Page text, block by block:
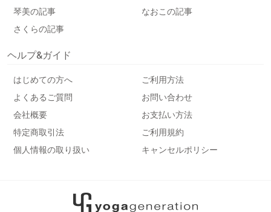
琴美の記事
なおこの記事
さくらの記事
ヘルプ&ガイド
はじめての方へ
ご利用方法
よくあるご質問
お問い合わせ
会社概要
お支払い方法
特定商取引法
ご利用規約
個人情報の取り扱い
キャンセルポリシー